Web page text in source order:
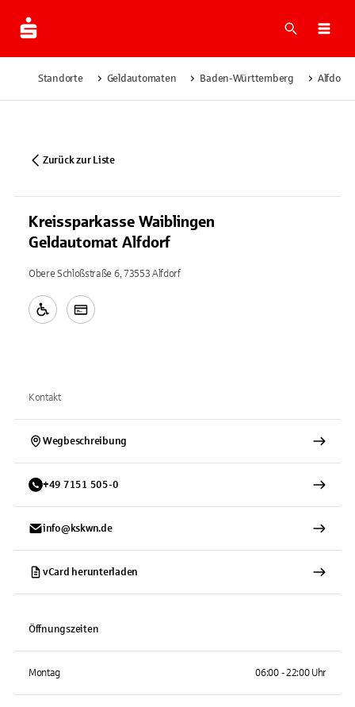
Suche
Standorte Geldautomaten Baden-Württemberg Alfdorf
Zurück zur Liste
Kreissparkasse Waiblingen
Geldautomat Alfdorf
Obere Schloßstraße 6, 73553 Alfdorf
Kontakt
Wegbeschreibung
+49 7151 505-0
info@kskwn.de
vCard herunterladen
Öffnungszeiten
Montag 06:00 - 22:00 Uhr